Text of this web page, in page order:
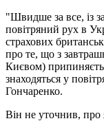
"Швидше за все, із
повітряний рух в
страхових
про те, що з
Києвом)
знаходяться у
Гончаренко.
Він не уточнив, про